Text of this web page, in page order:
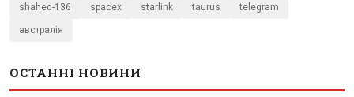
shahed-136 spacex starlink taurus telegram
австралія
ОСТАННІ НОВИНИ